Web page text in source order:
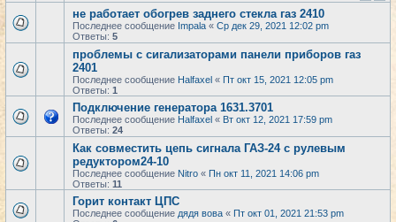
не работает обогрев заднего стекла газ 2410
Последнее сообщение Impala « Ср дек 29, 2021 12:02 pm
Ответы: 5
проблемы с сигализаторами панели приборов газ
2401
Последнее сообщение Halfaxel « Пт окт 15, 2021 12:05 pm
Ответы: 1
Подключение генератора 1631.3701
Последнее сообщение Halfaxel « Вт окт 12, 2021 17:59 pm
Ответы: 24
Как совместить цепь сигнала ГАЗ-24 с рулевым
редуктором24-10
Последнее сообщение Nitro « Пн окт 11, 2021 14:06 pm
Ответы: 11
Горит контакт ЦПС
Последнее сообщение дядя вова « Пт окт 01, 2021 21:53 pm